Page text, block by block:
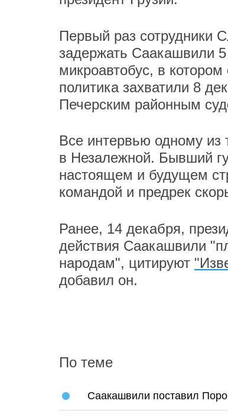
Первый раз сотрудники
задержать Саакашвили
микроавтобус, в
политика захватили 8
Печерским районным
Все интервью одному из
в Незалежной. Бывший
настоящем и будущем
командой и предрек
Ранее, 14 декабря,
действия Саакашвили
народам", цитируют
добавил он.
По теме
Саакашвили поставил